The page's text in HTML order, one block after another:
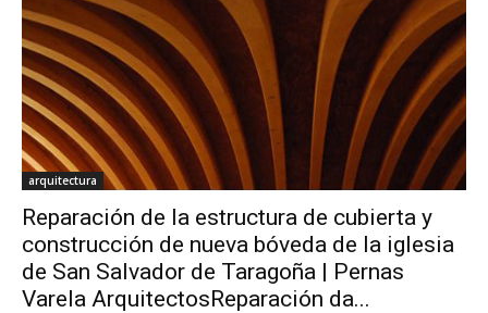
arquitectura
Reparación de la estructura de cubierta y
construcción de nueva bóveda de la iglesia
de San Salvador de Taragoña | Pernas
Varela ArquitectosReparación da...